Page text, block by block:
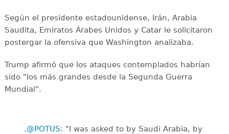
Según el presidente estadounidense, Irán, Arabia
Saudita, Emiratos Árabes Unidos y Catar le solicitaron
postergar la ofensiva que Washington analizaba.
Trump afirmó que los ataques contemplados habrían
sido "los más grandes desde la Segunda Guerra
Mundial".
.@POTUS: "I was asked to by Saudi Arabia, by